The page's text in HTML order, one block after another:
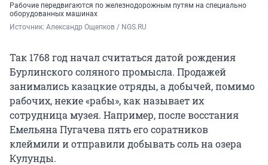
Рабочие передвигаются по железнодорожным путям на специально
оборудованных машинах
Источник: Александр Ощепков / NGS.RU
Так 1768 год начал считаться датой рождения
Бурлинского соляного промысла. Продажей
занимались казацкие отряды, а добычей, помимо
рабочих, некие «рабы», как называет их
сотрудница музея. Например, после восстания
Емельяна Пугачева пять его соратников
клеймили и отправили добывать соль на озера
Кулунды.